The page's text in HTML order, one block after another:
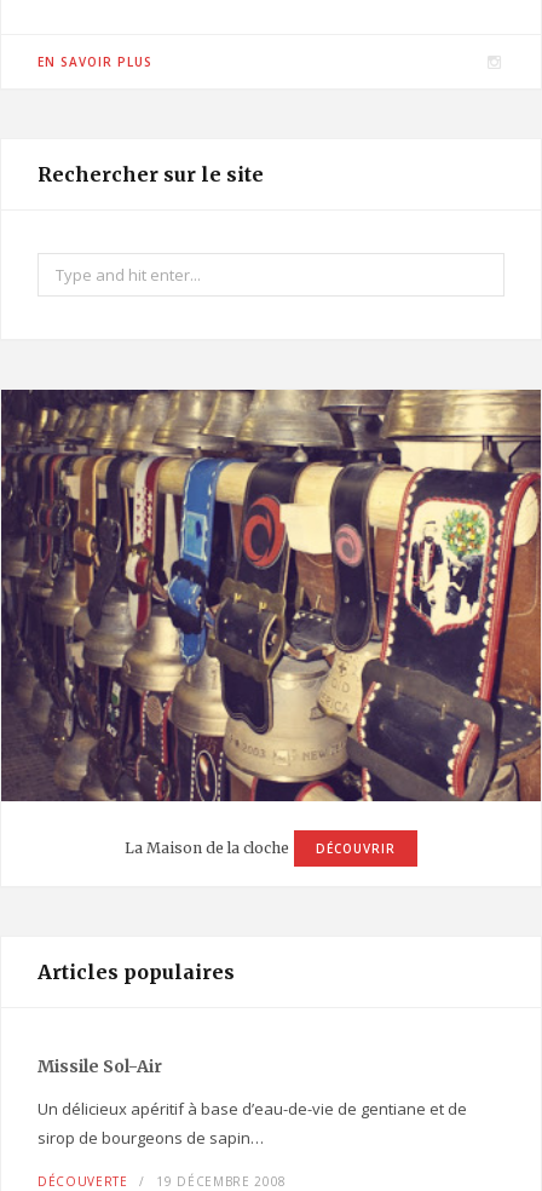
EN SAVOIR PLUS
I
r
Rechercher sur le site
Search
for:
La Maison de la cloche DÉCOUVRIR
Articles populaires
Missile Sol-Air
Un délicieux apéritif à base d’eau-de-vie de gentiane et de
sirop de bourgeons de sapin…
DÉCOUVERTE 19 DÉCEMBRE 2008